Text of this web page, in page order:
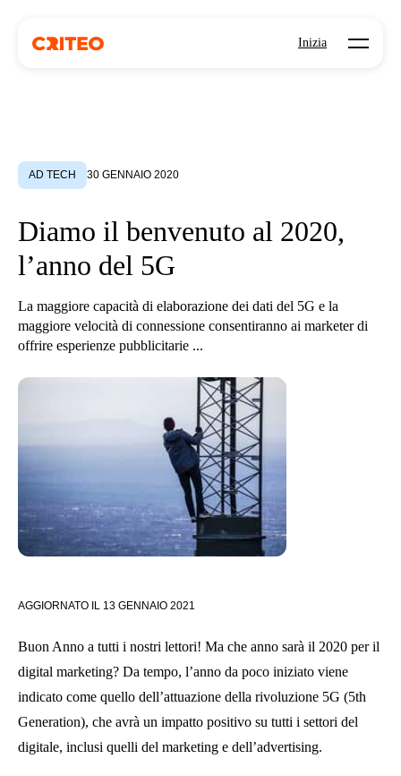
Inizia Open
AD TECH 30 GENNAIO 2020
Diamo il benvenuto al 2020,
l’anno del 5G
La maggiore capacità di elaborazione dei dati del 5G e la
maggiore velocità di connessione consentiranno ai marketer di
offrire esperienze pubblicitarie ...
AGGIORNATO IL 13 GENNAIO 2021
Buon Anno a tutti i nostri lettori! Ma che anno sarà il 2020 per il
digital marketing? Da tempo, l’anno da poco iniziato viene
indicato come quello dell’attuazione della rivoluzione 5G (5th
Generation), che avrà un impatto positivo su tutti i settori del
digitale, inclusi quelli del marketing e dell’advertising.